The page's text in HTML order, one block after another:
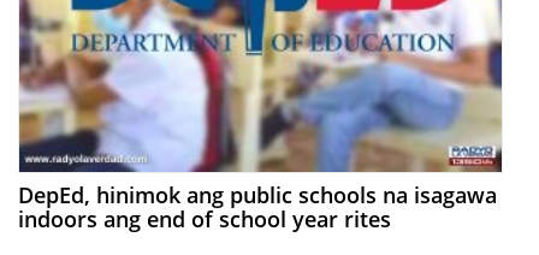
DepEd, hinimok ang public schools na isagawa
indoors ang end of school year rites